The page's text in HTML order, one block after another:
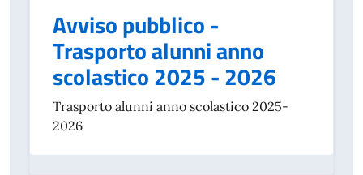
Avviso pubblico -
Trasporto alunni anno
scolastico 2025 - 2026
Trasporto alunni anno scolastico 2025-
2026